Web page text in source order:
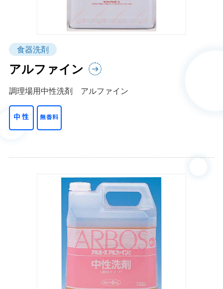
食器洗剤
アルファイン
調理場用中性洗剤 アルファイン